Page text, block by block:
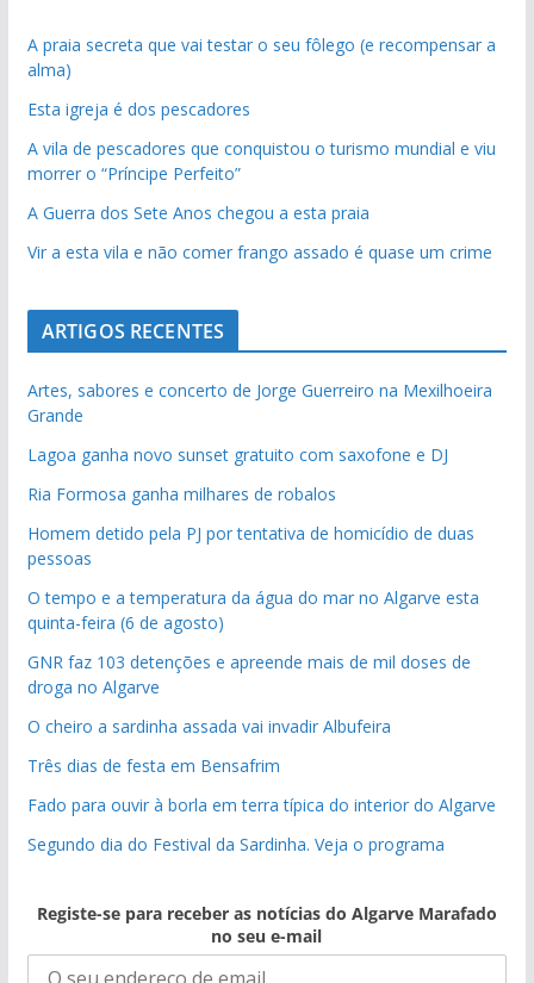
A praia secreta que vai testar o seu fôlego (e recompensar a
alma)
Esta igreja é dos pescadores
A vila de pescadores que conquistou o turismo mundial e viu
morrer o “Príncipe Perfeito”
A Guerra dos Sete Anos chegou a esta praia
Vir a esta vila e não comer frango assado é quase um crime
ARTIGOS RECENTES
Artes, sabores e concerto de Jorge Guerreiro na Mexilhoeira
Grande
Lagoa ganha novo sunset gratuito com saxofone e DJ
Ria Formosa ganha milhares de robalos
Homem detido pela PJ por tentativa de homicídio de duas
pessoas
O tempo e a temperatura da água do mar no Algarve esta
quinta-feira (6 de agosto)
GNR faz 103 detenções e apreende mais de mil doses de
droga no Algarve
O cheiro a sardinha assada vai invadir Albufeira
Três dias de festa em Bensafrim
Fado para ouvir à borla em terra típica do interior do Algarve
Segundo dia do Festival da Sardinha. Veja o programa
Registe-se para receber as notícias do Algarve Marafado
no seu e-mail